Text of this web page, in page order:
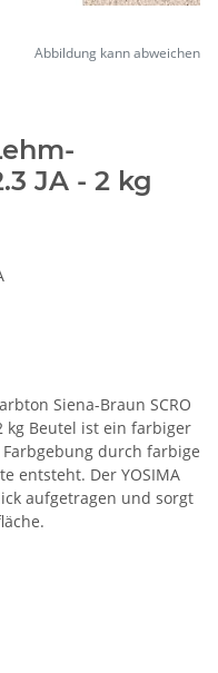
Abbildung kann abweichen
JA - 2 kg
Siena-Braun SCRO
kg Beutel ist ein farbiger
Farbgebung durch farbige
entsteht. Der YOSIMA
aufgetragen und sorgt